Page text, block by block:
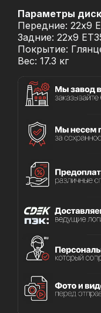
Параметры
Передние: 22x9
Задние: 22x9
Покрытие:
Вес: 17.3 кг